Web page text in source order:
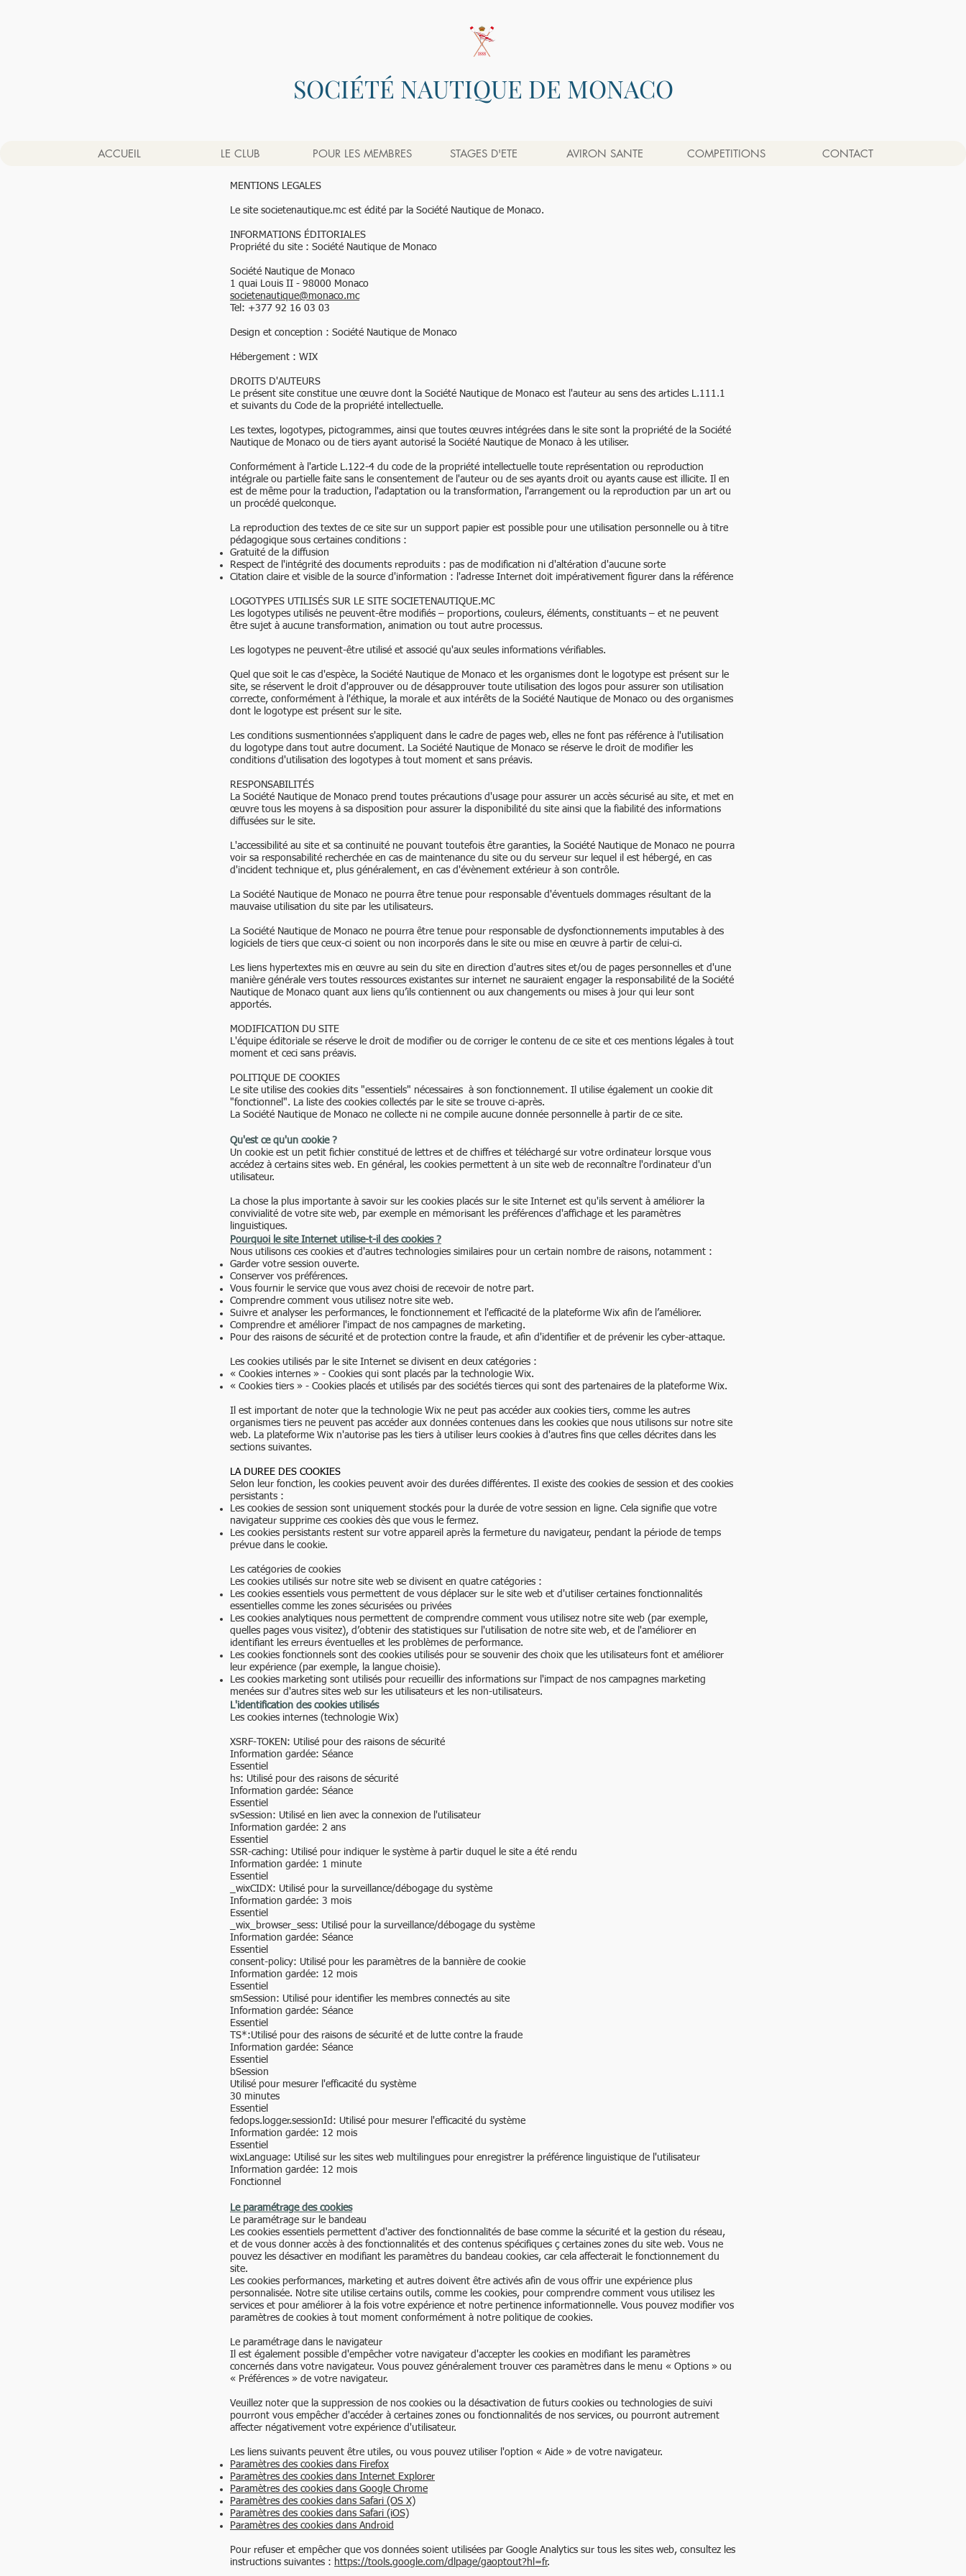
SOCIÉTÉ NAUTIQUE DE MONACO
ACCUEIL LE CLUB POUR LES MEMBRES STAGES D'ETE AVIRON SANTE COMPETITIONS CONTACT
MENTIONS LEGALES
Le site societenautique.mc est édité par la Société Nautique de Monaco.
INFORMATIONS ÉDITORIALES
Propriété du site : Société Nautique de Monaco
Société Nautique de Monaco
1 quai Louis II - 98000 Monaco
societenautique@monaco.mc
Tel: +377 92 16 03 03
Design et conception : Société Nautique de Monaco
Hébergement : WIX
DROITS D'AUTEURS
Le présent site constitue une œuvre dont la Société Nautique de Monaco est l'auteur au sens des articles L.111.1
et suivants du Code de la propriété intellectuelle.
Les textes, logotypes, pictogrammes, ainsi que toutes œuvres intégrées dans le site sont la propriété de la Société
Nautique de Monaco ou de tiers ayant autorisé la Société Nautique de Monaco à les utiliser.
Conformément à l'article L.122-4 du code de la propriété intellectuelle toute représentation ou reproduction
intégrale ou partielle faite sans le consentement de l'auteur ou de ses ayants droit ou ayants cause est illicite. Il en
est de même pour la traduction, l'adaptation ou la transformation, l'arrangement ou la reproduction par un art ou
un procédé quelconque.
La reproduction des textes de ce site sur un support papier est possible pour une utilisation personnelle ou à titre
pédagogique sous certaines conditions :
Gratuité de la diffusion
Respect de l'intégrité des documents reproduits : pas de modification ni d'altération d'aucune sorte
Citation claire et visible de la source d'information : l'adresse Internet doit impérativement figurer dans la référence
LOGOTYPES UTILISÉS SUR LE SITE SOCIETENAUTIQUE.MC
Les logotypes utilisés ne peuvent-être modifiés – proportions, couleurs, éléments, constituants – et ne peuvent
être sujet à aucune transformation, animation ou tout autre processus.
Les logotypes ne peuvent-être utilisé et associé qu'aux seules informations vérifiables.
Quel que soit le cas d'espèce, la Société Nautique de Monaco et les organismes dont le logotype est présent sur le
site, se réservent le droit d'approuver ou de désapprouver toute utilisation des logos pour assurer son utilisation
correcte, conformément à l'éthique, la morale et aux intérêts de la Société Nautique de Monaco ou des organismes
dont le logotype est présent sur le site.
Les conditions susmentionnées s'appliquent dans le cadre de pages web, elles ne font pas référence à l'utilisation
du logotype dans tout autre document. La Société Nautique de Monaco se réserve le droit de modifier les
conditions d'utilisation des logotypes à tout moment et sans préavis.
RESPONSABILITÉS
La Société Nautique de Monaco prend toutes précautions d'usage pour assurer un accès sécurisé au site, et met en
œuvre tous les moyens à sa disposition pour assurer la disponibilité du site ainsi que la fiabilité des informations
diffusées sur le site.
L'accessibilité au site et sa continuité ne pouvant toutefois être garanties, la Société Nautique de Monaco ne pourra
voir sa responsabilité recherchée en cas de maintenance du site ou du serveur sur lequel il est hébergé, en cas
d'incident technique et, plus généralement, en cas d'évènement extérieur à son contrôle.
La Société Nautique de Monaco ne pourra être tenue pour responsable d'éventuels dommages résultant de la
mauvaise utilisation du site par les utilisateurs.
La Société Nautique de Monaco ne pourra être tenue pour responsable de dysfonctionnements imputables à des
logiciels de tiers que ceux-ci soient ou non incorporés dans le site ou mise en œuvre à partir de celui-ci.
Les liens hypertextes mis en œuvre au sein du site en direction d'autres sites et/ou de pages personnelles et d'une
manière générale vers toutes ressources existantes sur internet ne sauraient engager la responsabilité de la Société
Nautique de Monaco quant aux liens qu’ils contiennent ou aux changements ou mises à jour qui leur sont
apportés.
MODIFICATION DU SITE
L'équipe éditoriale se réserve le droit de modifier ou de corriger le contenu de ce site et ces mentions légales à tout
moment et ceci sans préavis.
POLITIQUE DE COOKIES
Le site utilise des cookies dits "essentiels" nécessaires à son fonctionnement. Il utilise également un cookie dit
"fonctionnel". La liste des cookies collectés par le site se trouve ci-après.
La Société Nautique de Monaco ne collecte ni ne compile aucune donnée personnelle à partir de ce site.
Qu'est ce qu'un cookie ?
Un cookie est un petit fichier constitué de lettres et de chiffres et téléchargé sur votre ordinateur lorsque vous
accédez à certains sites web. En général, les cookies permettent à un site web de reconnaître l'ordinateur d'un
utilisateur.
La chose la plus importante à savoir sur les cookies placés sur le site Internet est qu'ils servent à améliorer la
convivialité de votre site web, par exemple en mémorisant les préférences d'affichage et les paramètres
linguistiques.
Pourquoi le site Internet utilise-t-il des cookies ?
Nous utilisons ces cookies et d'autres technologies similaires pour un certain nombre de raisons, notamment :
Garder votre session ouverte.
Conserver vos préférences.
Vous fournir le service que vous avez choisi de recevoir de notre part.
Comprendre comment vous utilisez notre site web.
Suivre et analyser les performances, le fonctionnement et l'efficacité de la plateforme Wix afin de l’améliorer.
Comprendre et améliorer l'impact de nos campagnes de marketing.
Pour des raisons de sécurité et de protection contre la fraude, et afin d'identifier et de prévenir les cyber-attaque.
Les cookies utilisés par le site Internet se divisent en deux catégories :
« Cookies internes » - Cookies qui sont placés par la technologie Wix.
« Cookies tiers » - Cookies placés et utilisés par des sociétés tierces qui sont des partenaires de la plateforme Wix.
Il est important de noter que la technologie Wix ne peut pas accéder aux cookies tiers, comme les autres
organismes tiers ne peuvent pas accéder aux données contenues dans les cookies que nous utilisons sur notre site
web. La plateforme Wix n'autorise pas les tiers à utiliser leurs cookies à d'autres fins que celles décrites dans les
sections suivantes.
LA DUREE DES COOKIES
Selon leur fonction, les cookies peuvent avoir des durées différentes. Il existe des cookies de session et des cookies
persistants :​
Les cookies de session sont uniquement stockés pour la durée de votre session en ligne. Cela signifie que votre
navigateur supprime ces cookies dès que vous le fermez.
Les cookies persistants restent sur votre appareil après la fermeture du navigateur, pendant la période de temps
prévue dans le cookie.
Les catégories de cookies
Les cookies utilisés sur notre site web se divisent en quatre catégories :​
Les cookies essentiels vous permettent de vous déplacer sur le site web et d'utiliser certaines fonctionnalités
essentielles comme les zones sécurisées ou privées
Les cookies analytiques nous permettent de comprendre comment vous utilisez notre site web (par exemple,
quelles pages vous visitez), d’obtenir des statistiques sur l'utilisation de notre site web, et de l'améliorer en
identifiant les erreurs éventuelles et les problèmes de performance.
Les cookies fonctionnels sont des cookies utilisés pour se souvenir des choix que les utilisateurs font et améliorer
leur expérience (par exemple, la langue choisie).
Les cookies marketing sont utilisés pour recueillir des informations sur l'impact de nos campagnes marketing
menées sur d'autres sites web sur les utilisateurs et les non-utilisateurs.
L'identification des cookies utilisés
Les cookies internes (technologie Wix)
XSRF-TOKEN: Utilisé pour des raisons de sécurité
Information gardée: Séance
Essentiel
hs: Utilisé pour des raisons de sécurité
Information gardée: Séance
Essentiel
svSession: Utilisé en lien avec la connexion de l'utilisateur
Information gardée: 2 ans
Essentiel
SSR-caching: Utilisé pour indiquer le système à partir duquel le site a été rendu
Information gardée: 1 minute
Essentiel
_wixCIDX: Utilisé pour la surveillance/débogage du système
Information gardée: 3 mois
Essentiel
_wix_browser_sess: Utilisé pour la surveillance/débogage du système
Information gardée: Séance
Essentiel
consent-policy: Utilisé pour les paramètres de la bannière de cookie
Information gardée: 12 mois
Essentiel
smSession: Utilisé pour identifier les membres connectés au site
Information gardée: Séance
Essentiel
TS*:Utilisé pour des raisons de sécurité et de lutte contre la fraude
Information gardée: Séance
Essentiel
bSession
Utilisé pour mesurer l'efficacité du système
30 minutes
Essentiel
fedops.logger.sessionId: Utilisé pour mesurer l'efficacité du système
Information gardée: 12 mois
Essentiel
wixLanguage: Utilisé sur les sites web multilingues pour enregistrer la préférence linguistique de l'utilisateur
Information gardée: 12 mois
Fonctionnel
Le paramétrage des cookies
Le paramétrage sur le bandeau
Les cookies essentiels permettent d'activer des fonctionnalités de base comme la sécurité et la gestion du réseau,
et de vous donner accès à des fonctionnalités et des contenus spécifiques ç certaines zones du site web. Vous ne
pouvez les désactiver en modifiant les paramètres du bandeau cookies, car cela affecterait le fonctionnement du
site.
Les cookies performances, marketing et autres doivent être activés afin de vous offrir une expérience plus
personnalisée. Notre site utilise certains outils, comme les cookies, pour comprendre comment vous utilisez les
services et pour améliorer à la fois votre expérience et notre pertinence informationnelle. Vous pouvez modifier vos
paramètres de cookies à tout moment conformément à notre politique de cookies.
Le paramétrage dans le navigateur​
Il est également possible d'empêcher votre navigateur d'accepter les cookies en modifiant les paramètres
concernés dans votre navigateur. Vous pouvez généralement trouver ces paramètres dans le menu « Options » ou
« Préférences » de votre navigateur.
Veuillez noter que la suppression de nos cookies ou la désactivation de futurs cookies ou technologies de suivi
pourront vous empêcher d'accéder à certaines zones ou fonctionnalités de nos services, ou pourront autrement
affecter négativement votre expérience d'utilisateur.
Les liens suivants peuvent être utiles, ou vous pouvez utiliser l'option « Aide » de votre navigateur.​
Paramètres des cookies dans Firefox
Paramètres des cookies dans Internet Explorer
Paramètres des cookies dans Google Chrome
Paramètres des cookies dans Safari (OS X)
Paramètres des cookies dans Safari (iOS)
Paramètres des cookies dans Android
Pour refuser et empêcher que vos données soient utilisées par Google Analytics sur tous les sites web, consultez les
instructions suivantes : https://tools.google.com/dlpage/gaoptout?hl=fr.